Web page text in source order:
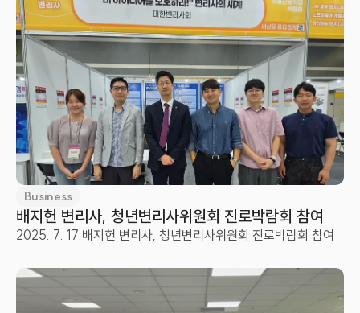
Business
배지헌 변리사, 청년변리사위원회 진로박람회 참여
2025. 7. 17.배지헌 변리사, 청년변리사위원회 진로박람회 참여